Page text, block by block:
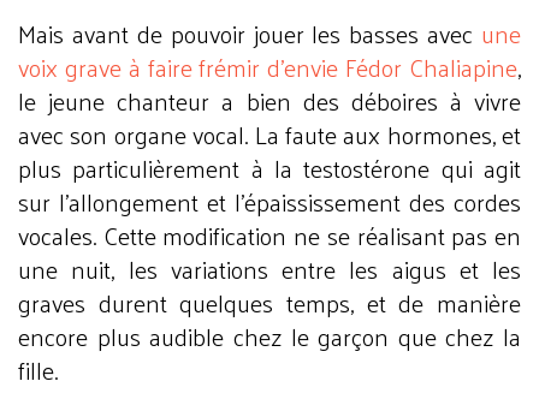
Mais avant de pouvoir jouer les basses avec une
voix grave à faire frémir d'envie Fédor Chaliapine,
le jeune chanteur a bien des déboires à vivre
avec son organe vocal. La faute aux hormones, et
plus particulièrement à la testostérone qui agit
sur l'allongement et l'épaississement des cordes
vocales. Cette modification ne se réalisant pas en
une nuit, les variations entre les aigus et les
graves durent quelques temps, et de manière
encore plus audible chez le garçon que chez la
fille.